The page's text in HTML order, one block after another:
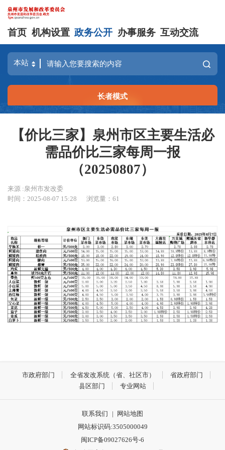
首页 机构设置 政务公开 办事服务 互动交流
长者模式
【价比三家】泉州市区主要生活必
需品价比三家每周一报
（20250807）
来源 :泉州市发改委
时间：2025-08-07 15:28
浏览量：61
市政府部门 全省发改系统（省、社区市）
省政府部门
县区部门
专业网站
联系我们 |
网站地图
网站标识码:3505000049
闽ICP备09027626号-6